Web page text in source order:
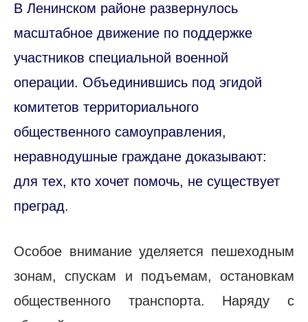
В Ленинском районе развернулось
масштабное движение по поддержке
участников специальной военной
операции. Объединившись под эгидой
комитетов территориального
общественного самоуправления,
неравнодушные граждане доказывают:
для тех, кто хочет помочь, не существует
преград.
Особое внимание уделяется пешеходным
зонам, спускам и подъемам, остановкам
общественного транспорта. Наряду с